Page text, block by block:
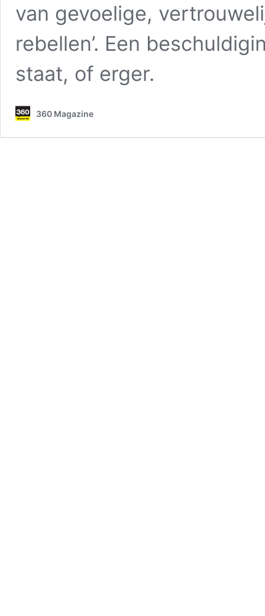
van gevoelige,
rebellen’. Een
staat, of erger.
360 Magazine